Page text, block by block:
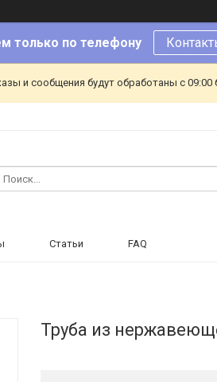
только по телефону
и сообщения будут обработаны с
Статьи FAQ
Труба из